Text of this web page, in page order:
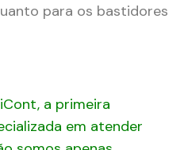
para os bastidores